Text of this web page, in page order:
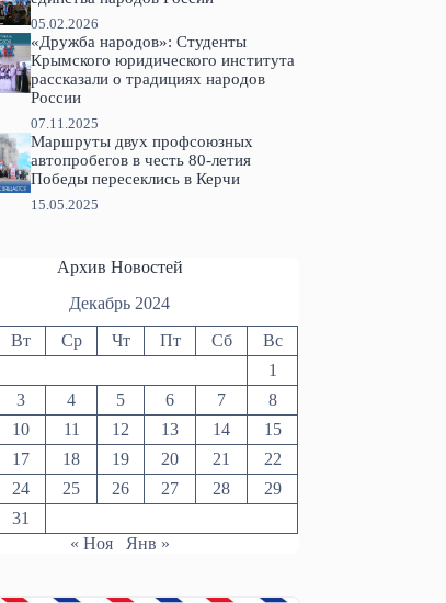
05.02.2026
«Дружба народов»: Студенты
Крымского юридического института
рассказали о традициях народов
России
07.11.2025
Маршруты двух профсоюзных
автопробегов в честь 80-летия
Победы пересеклись в Керчи
15.05.2025
Архив Новостей
Декабрь 2024
Вт Ср Чт Пт Сб
Вс
1
3 4 5 6 7
8
10 11 12 13 14
15
17 18 19 20 21
22
24 25 26 27 28
29
31
« Ноя
Янв »